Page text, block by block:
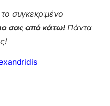
συγκεκριμένο
σας από κάτω! Πάντα